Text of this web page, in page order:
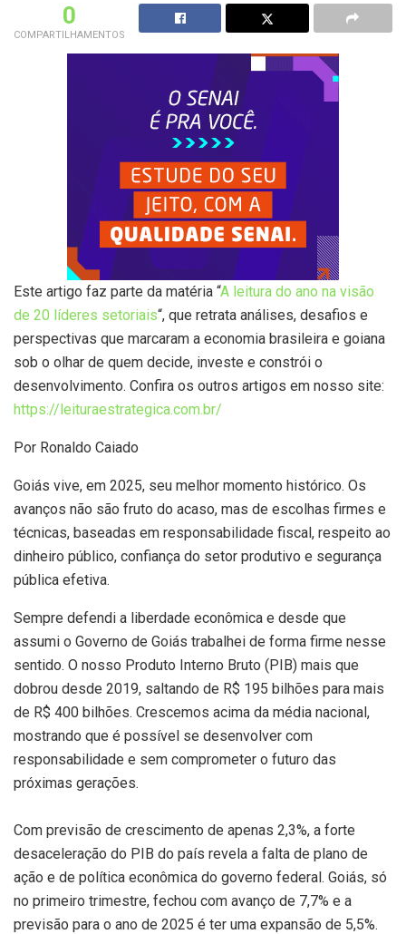
0
COMPARTILHAMENTOS
Este artigo faz parte da matéria “A leitura do ano na visão
de 20 líderes setoriais“, que retrata análises, desafios e
perspectivas que marcaram a economia brasileira e goiana
sob o olhar de quem decide, investe e constrói o
desenvolvimento. Confira os outros artigos em nosso site:
https://leituraestrategica.com.br/
Por Ronaldo Caiado
Goiás vive, em 2025, seu melhor momento histórico. Os
avanços não são fruto do acaso, mas de escolhas firmes e
técnicas, baseadas em responsabilidade fiscal, respeito ao
dinheiro público, confiança do setor produtivo e segurança
pública efetiva.
Sempre defendi a liberdade econômica e desde que
assumi o Governo de Goiás trabalhei de forma firme nesse
sentido. O nosso Produto Interno Bruto (PIB) mais que
dobrou desde 2019, saltando de R$ 195 bilhões para mais
de R$ 400 bilhões. Crescemos acima da média nacional,
mostrando que é possível se desenvolver com
responsabilidade e sem comprometer o futuro das
próximas gerações.
Com previsão de crescimento de apenas 2,3%, a forte
desaceleração do PIB do país revela a falta de plano de
ação e de política econômica do governo federal. Goiás, só
no primeiro trimestre, fechou com avanço de 7,7% e a
previsão para o ano de 2025 é ter uma expansão de 5,5%.